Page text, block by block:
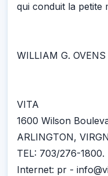
qui conduit la petite
WILLIAM G. OVENS
VITA
1600 Wilson
ARLINGTON,
TEL: 703/276-
Internet: pr -